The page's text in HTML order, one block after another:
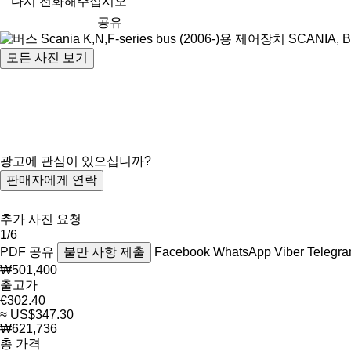
공유
모든 사진 보기
광고에 관심이 있으십니까?
판매자에게 연락
추가 사진 요청
1/6
PDF 공유 불만 사항 제출 Facebook WhatsApp Viber
₩501,400
출고가
€302.40
≈ US$347.30
₩621,736
총 가격